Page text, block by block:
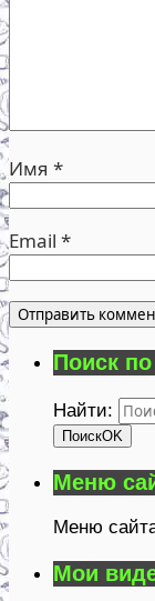
Имя *
Email *
Поиск по
Найти:
ПоискOK
Меню
Меню
Мои